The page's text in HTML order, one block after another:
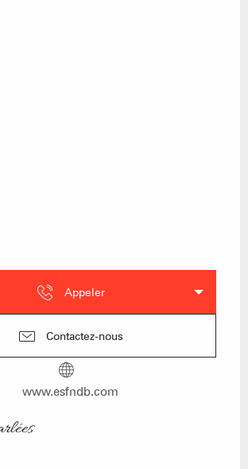
Appeler
Contactez-nous
www.esfndb.com